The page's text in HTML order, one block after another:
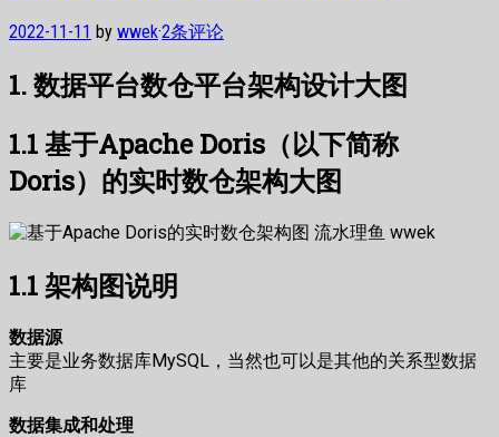
2022-11-11 by wwek·2条评论
1. 数据平台数仓平台架构设计大图
1.1 基于Apache Doris（以下简称
Doris）的实时数仓架构大图
1.1 架构图说明
数据源
主要是业务数据库MySQL，当然也可以是其他的关系型数据
库
数据集成和处理